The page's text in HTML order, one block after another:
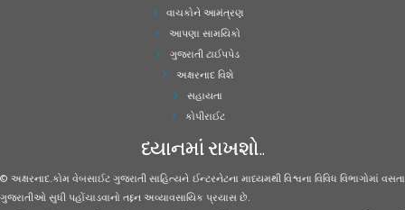
વાચકોને આમંત્રણ
આપણા સામયિકો
ગુજરાતી ટાઈપપેડ
અક્ષરનાદ વિશે
સહાયતા
કોપીરાઈટ
ધ્યાનમાં રાખશો..
© અક્ષરનાદ.કોમ વેબસાઈટ ગુજરાતી સાહિત્યને ઈન્ટરનેટના માધ્યમથી વિશ્વના વિવિધ વિભાગોમાં વસતા
ગુજરાતીઓ સુધી પહોંચાડવાનો તદ્દન અવ્યાવસાયિક પ્રયાસ છે.